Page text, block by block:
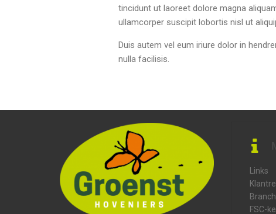
tincidunt ut laoreet dolore magna
ullamcorper suscipit lobortis nisl ut
Duis autem vel eum iriure dolor in
nulla facilisis.
Links
FSC-